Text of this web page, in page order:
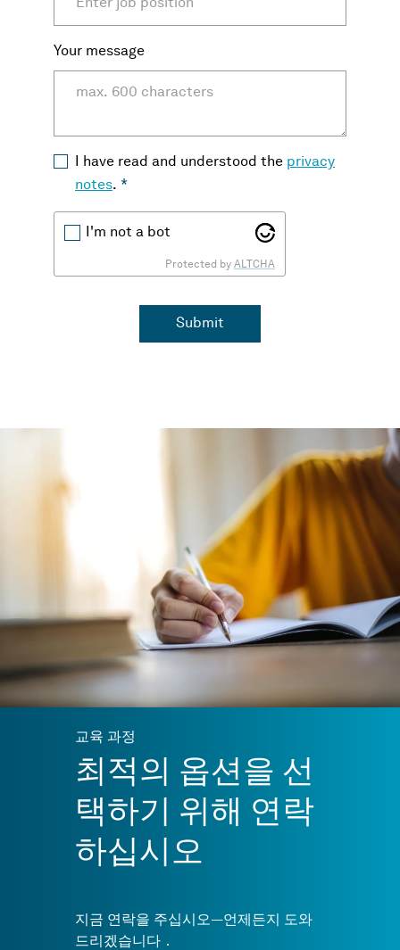
Your message
I have read and understood the privacy
notes. *
I'm not a bot
Protected by ALTCHA
Submit
교육 과정
최적의 옵션을 선
택하기 위해 연락
하십시오
지금 연락을 주십시오—언제든지 도와
드리겠습니다．